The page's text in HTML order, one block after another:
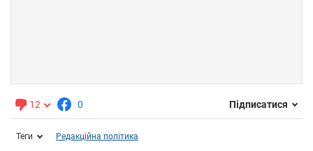
12 0 Підписатися
Теги Редакційна політика